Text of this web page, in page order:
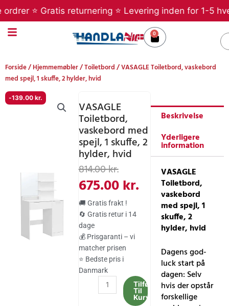
til
indholdet
⭐ Gratis returnering ⭐ Levering inden for 1-5
0
Kurv
Forside/Hjemmemøbler/Toiletbord/ VASAGLE Toiletbord, vaskebord
med spejl, 1 skuffe, 2 hylder, hvid
-139.00 kr.
VASAGLE
Toiletbord,
vaskebord med
spejl, 1 skuffe, 2
hylder, hvid
814.00kr.Den
oprindelige
pris
var:
814.00 kr..
675.00kr.
Den
aktuelle
pris
675.00 kr..
🚚 Gratis frakt !
🔄 Gratis retur i 14
dage
💰 Prisgaranti – vi
matcher prisen
⭐ Bedste pris i
Danmark
VASAGLE
Toiletbord,
Tilføj
Til
Kurv
Beskrivelse
Yderligere
information
VASAGLE
Toiletbord,
vaskebord
med spejl, 1
skuffe, 2
hylder, hvid
Dagens god-
luck start på
dagen: Selv
hvis der opstår
forskellige